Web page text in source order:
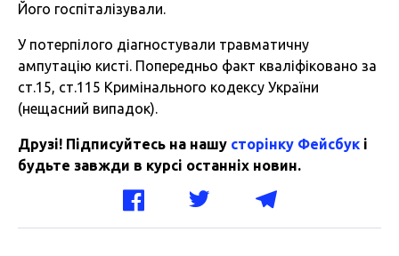
Його госпіталізували.
У потерпілого діагностували травматичну
ампутацію кисті. Попередньо факт кваліфіковано за
ст.15, ст.115 Кримінального кодексу України
(нещасний випадок).
Друзі! Підписуйтесь на нашу сторінку Фейсбук і
будьте завжди в курсі останніх новин.